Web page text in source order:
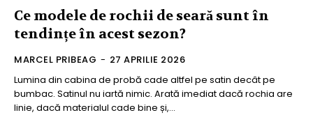
Ce modele de rochii de seară sunt în
tendințe în acest sezon?
MARCEL PRIBEAG - 27 APRILIE 2026
Lumina din cabina de probă cade altfel pe satin decât pe
bumbac. Satinul nu iartă nimic. Arată imediat dacă rochia are
linie, dacă materialul cade bine și,...